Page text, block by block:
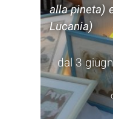
alla pineta)
Lucania)
dal 3